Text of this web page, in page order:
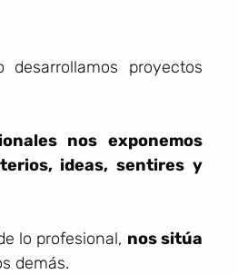
proyectos
nos exponemos
ideas, sentires y
lo profesional, nos sitúa
demás.